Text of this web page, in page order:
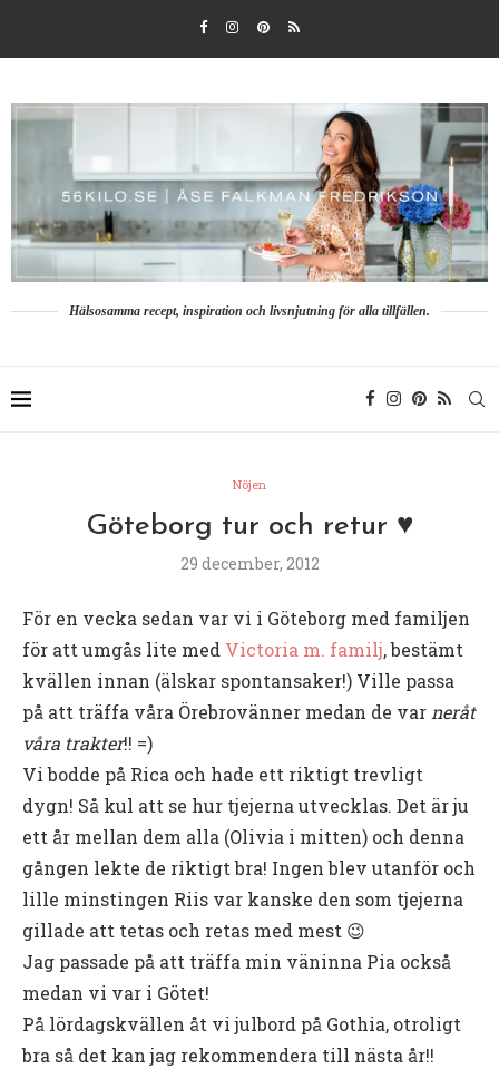
Hälsosamma recept, inspiration och livsnjutning för alla tillfällen.
Nöjen
Göteborg tur och retur ♥
29 december, 2012
För en vecka sedan var vi i Göteborg med familjen
för att umgås lite med Victoria m. familj, bestämt
kvällen innan (älskar spontansaker!) Ville passa
på att träffa våra Örebrovänner medan de var neråt
våra trakter!! =)
Vi bodde på Rica och hade ett riktigt trevligt
dygn! Så kul att se hur tjejerna utvecklas. Det är ju
ett år mellan dem alla (Olivia i mitten) och denna
gången lekte de riktigt bra! Ingen blev utanför och
lille minstingen Riis var kanske den som tjejerna
gillade att tetas och retas med mest 😉
Jag passade på att träffa min väninna Pia också
medan vi var i Götet!
På lördagskvällen åt vi julbord på Gothia, otroligt
bra så det kan jag rekommendera till nästa år!!